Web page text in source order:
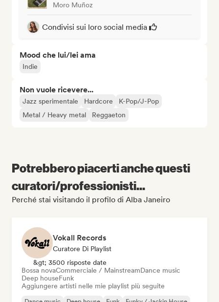
Moro Muñoz
Condivisi sui loro social media
Mood che lui/lei ama
Indie
Non vuole ricevere...
Jazz sperimentale Hardcore
K-Pop/J-Pop
Metal / Heavy metal
Reggaeton
Potrebbero piacerti anche questi
curatori/professionisti...
Perché stai visitando il profilo di Alba Janeiro
Vokall Records
Curatore Di Playlist
&gt; 3500 risposte date
Bossa novaCommerciale / MainstreamDance music
Deep houseFunk
Aggiungere artisti nelle mie playlist più seguite